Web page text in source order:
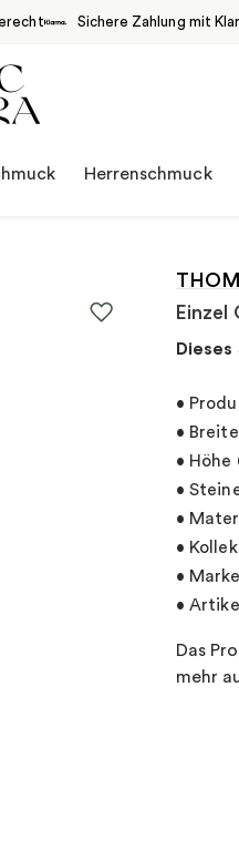
Sichere Zahlung mit
Herrenschmuck
Einzel
•
•
• Höhe
•
•
•
•
•
Das
mehr